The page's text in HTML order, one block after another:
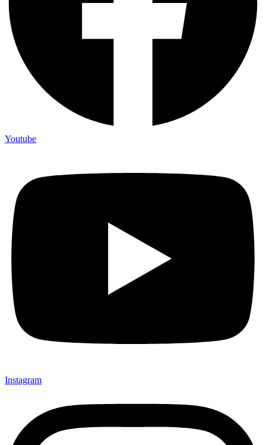
Youtube
Instagram